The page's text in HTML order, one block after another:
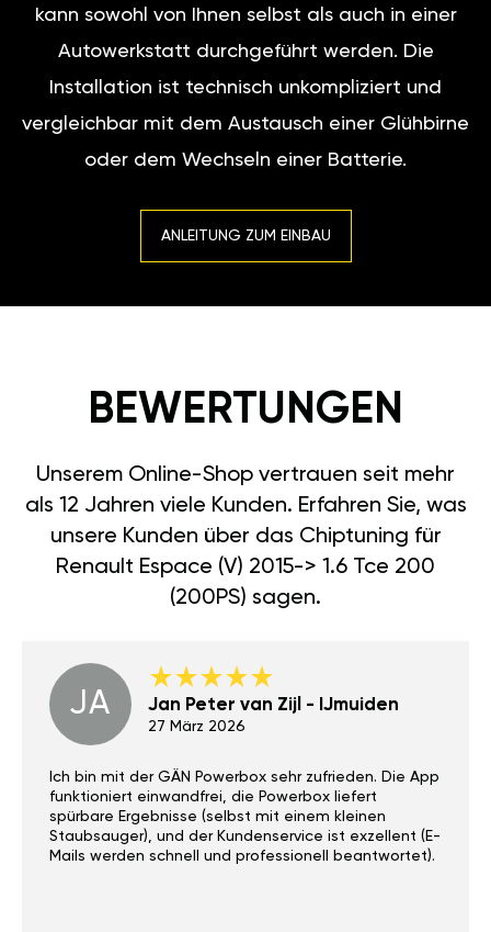
kann sowohl von Ihnen selbst als auch in einer
Autowerkstatt durchgeführt werden. Die
Installation ist technisch unkompliziert und
vergleichbar mit dem Austausch einer Glühbirne
oder dem Wechseln einer Batterie.
ANLEITUNG ZUM EINBAU
BEWERTUNGEN
Unserem Online-Shop vertrauen seit mehr
als 12 Jahren viele Kunden. Erfahren Sie, was
unsere Kunden über das Chiptuning für
Renault Espace (V) 2015-> 1.6 Tce 200
(200PS) sagen.
JA Jan Peter van Zijl - IJmuiden
27 März 2026
Ich bin mit der GÄN Powerbox sehr zufrieden. Die App
funktioniert einwandfrei, die Powerbox liefert
spürbare Ergebnisse (selbst mit einem kleinen
Staubsauger), und der Kundenservice ist exzellent (E-
Mails werden schnell und professionell beantwortet).